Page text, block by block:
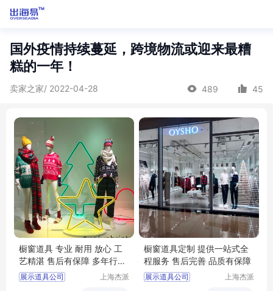
国外疫情持续蔓延，跨境物流或迎来最糟
糕的一年！
卖家之家/ 2022-04-28 489 45
橱窗道具 专业 耐用 放心 工
艺精湛 售后有保障 多年行业
经验
展示道具公司
上海杰派
橱窗道具定制 提供一站式全
程服务 售后完善 品质有保障
展示道具公司
上海杰派